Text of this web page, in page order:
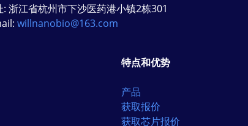
: 浙江省杭州市下沙医药港小镇2栋301
willnanobio@163.com
特点和优势
产品
获取报价
获取芯片报价